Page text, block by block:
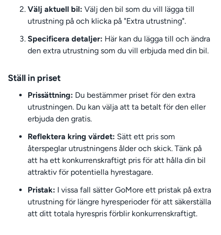
Välj aktuell bil: Välj den bil som du vill lägga till
utrustning på och klicka på "Extra utrustning".
Specificera detaljer: Här kan du lägga till och ändra
den extra utrustning som du vill erbjuda med din bil.
Ställ in priset
Prissättning: Du bestämmer priset för den extra
utrustningen. Du kan välja att ta betalt för den eller
erbjuda den gratis.
Reflektera kring värdet: Sätt ett pris som
återspeglar utrustningens ålder och skick. Tänk på
att ha ett konkurrenskraftigt pris för att hålla din bil
attraktiv för potentiella hyrestagare.
Pristak: I vissa fall sätter GoMore ett pristak på extra
utrustning för längre hyresperioder för att säkerställa
att ditt totala hyrespris förblir konkurrenskraftigt.